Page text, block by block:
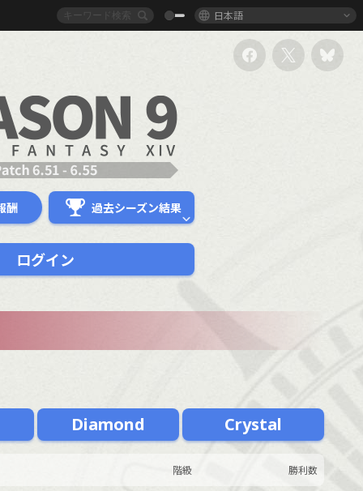
日本語
酬 過去シーズン結果
ログイン
Diamond Crystal
階級 勝利数